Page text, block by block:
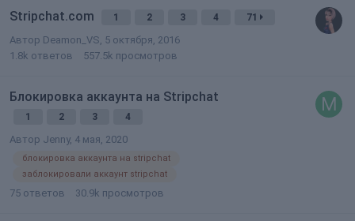
Stripchat.com 1 2 3 4 71
Автор Deamon_VS, 5 октября, 2016
1.8k ответов 557.5k просмотров
Блокировка аккаунта на Stripchat
1 2 3 4
Автор Jenny, 4 мая, 2020
блокировка аккаунта на stripchat
заблокировали аккаунт stripchat
75 ответов 30.9k просмотров